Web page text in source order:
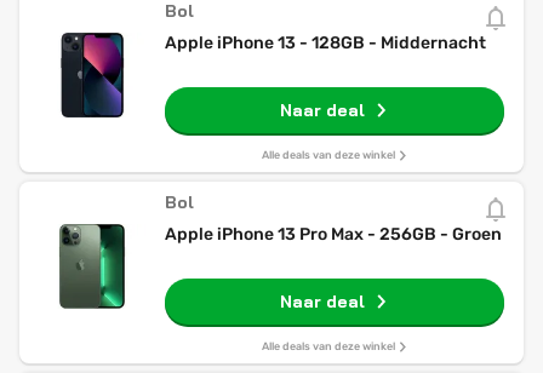
Bol
Apple iPhone 13 - 128GB - Middernacht
Naar deal
Alle deals van deze winkel
Bol
Apple iPhone 13 Pro Max - 256GB - Groen
Naar deal
Alle deals van deze winkel